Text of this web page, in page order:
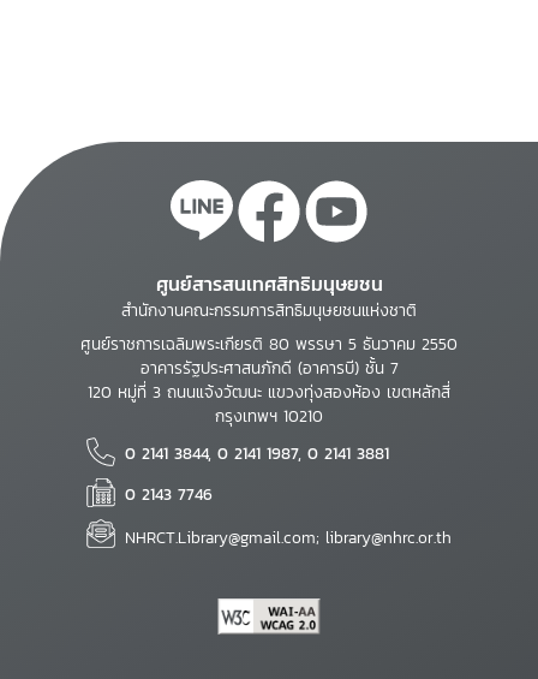
ศูนย์สารสนเทศสิทธิมนุษยชน
สำนักงานคณะกรรมการสิทธิมนุษยชนแห่งชาติ
ศูนย์ราชการเฉลิมพระเกียรติ 80 พรรษา 5 ธันวาคม 2550
อาคารรัฐประศาสนภักดี (อาคารบี) ชั้น 7
120 หมู่ที่ 3 ถนนแจ้งวัฒนะ แขวงทุ่งสองห้อง เขตหลักสี่
กรุงเทพฯ 10210
0 2141 3844, 0 2141 1987, 0 2141 3881
0 2143 7746
NHRCT.Library@gmail.com; library@nhrc.or.th